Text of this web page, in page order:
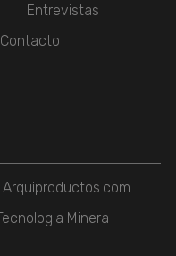
Entrevistas
Contacto
Arquiproductos.com
Minera